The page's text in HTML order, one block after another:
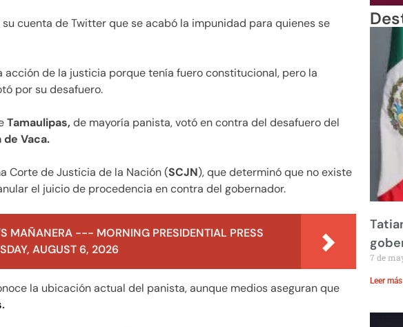
cuenta de Twitter que se acabó la impunidad para quienes se
acción de la justicia porque tenía fuero constitucional, pero la
por su desafuero.
Tamaulipas, de mayoría panista, votó en contra del desafuero del
de Vaca.
Corte de Justicia de la Nación (SCJN), que determinó que no existe
el juicio de procedencia en contra del gobernador.
MAÑANERA --- MORNING PRESIDENTIAL PRESS
AUGUST 6, 2026
la ubicación actual del panista, aunque medios aseguran que
.
7 de
Leer